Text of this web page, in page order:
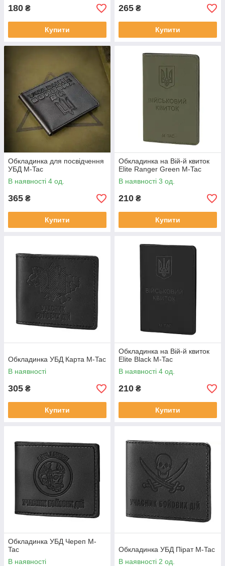
180 ₴
Купити
265 ₴
Купити
Обкладинка для посвідчення
УБД M-Tac
В наявності 4 од.
365 ₴
Купити
Обкладинка на Вій-й квиток
Elite Ranger Green M-Tac
В наявності 3 од.
210 ₴
Купити
Обкладинка УБД Карта M-Tac
В наявності
305 ₴
Купити
Обкладинка на Вій-й квиток
Elite Black M-Tac
В наявності 4 од.
210 ₴
Купити
Обкладинка УБД Череп M-
Tac
В наявності
Обкладинка УБД Пірат M-Tac
В наявності 2 од.